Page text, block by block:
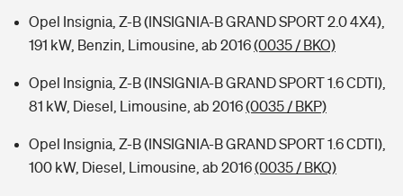
Opel Insignia, Z-B (INSIGNIA-B GRAND SPORT 2.0 4X4),
191 kW, Benzin, Limousine, ab 2016(0035 / BKO)
Opel Insignia, Z-B (INSIGNIA-B GRAND SPORT 1.6 CDTI),
81 kW, Diesel, Limousine, ab 2016(0035 / BKP)
Opel Insignia, Z-B (INSIGNIA-B GRAND SPORT 1.6 CDTI),
100 kW, Diesel, Limousine, ab 2016(0035 / BKQ)